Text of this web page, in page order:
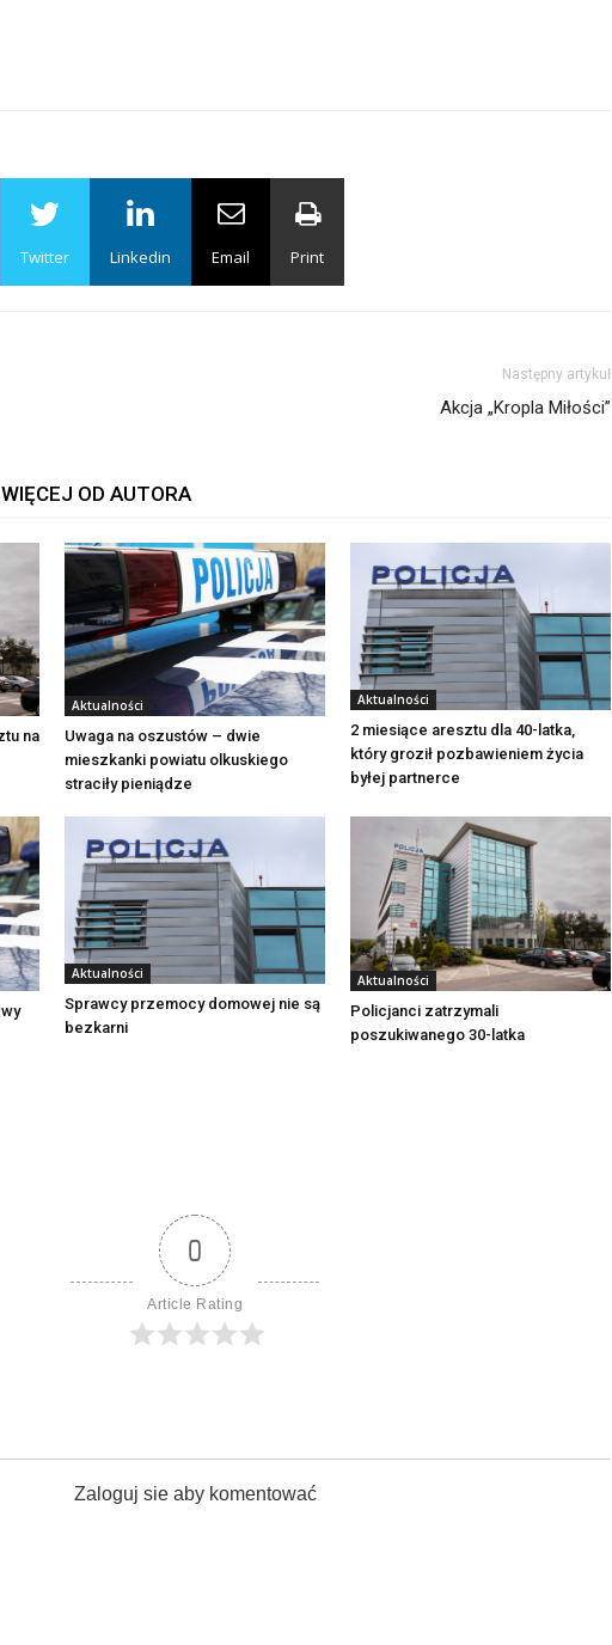
Twitter Linkedin Email Print
Następny artykuł
Akcja „Kropla Miłości”
WIĘCEJ OD AUTORA
na
Aktualności
Uwaga na oszustów – dwie
mieszkanki powiatu olkuskiego
straciły pieniądze
Aktualności
2 miesiące aresztu dla 40-latka,
który groził pozbawieniem życia
byłej partnerce
Aktualności
Sprawcy przemocy domowej nie są
bezkarni
Aktualności
Policjanci zatrzymali
poszukiwanego 30-latka
0
Article Rating
Zaloguj sie aby komentować